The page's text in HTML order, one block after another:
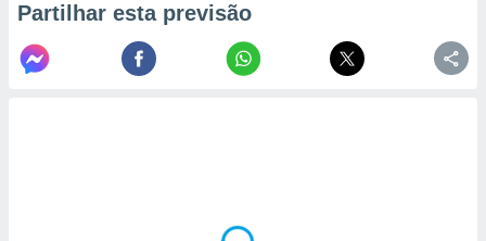
Partilhar esta previsão